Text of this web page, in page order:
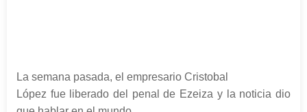
La semana pasada, el empresario Cristobal
López fue liberado del penal de Ezeiza y la noticia dio